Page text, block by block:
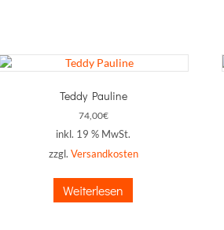
Teddy Pauline
74,00€
inkl. 19 % MwSt.
zzgl. Versandkosten
Weiterlesen